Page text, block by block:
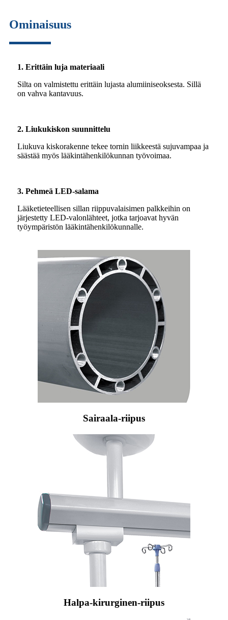
Ominaisuus
1. Erittäin luja materiaali
Silta on valmistettu erittäin lujasta alumiiniseoksesta. Sillä
on vahva kantavuus.
2. Liukukiskon suunnittelu
Liukuva kiskorakenne tekee tornin liikkeestä sujuvampaa ja
säästää myös lääkintähenkilökunnan työvoimaa.
3. Pehmeä LED-salama
Lääketieteellisen sillan riippuvalaisimen palkkeihin on
järjestetty LED-valonlähteet, jotka tarjoavat hyvän
työympäristön lääkintähenkilökunnalle.
Sairaala-riipus
Halpa-kirurginen-riipus